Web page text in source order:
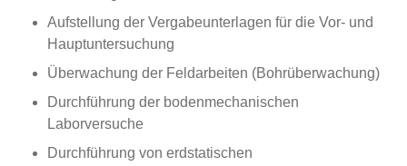
Aufstellung der Vergabeunterlagen für die Vor- und
Hauptuntersuchung
Überwachung der Feldarbeiten (Bohrüberwachung)
Durchführung der bodenmechanischen
Laborversuche
Durchführung von erdstatischen